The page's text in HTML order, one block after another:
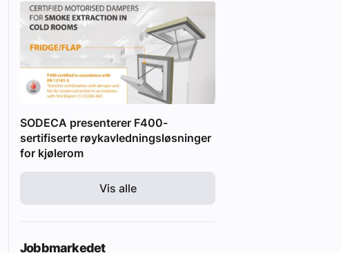
SODECA presenterer F400-
sertifiserte røykavledningsløsninger
for kjølerom
Vis alle
Jobbmarkedet